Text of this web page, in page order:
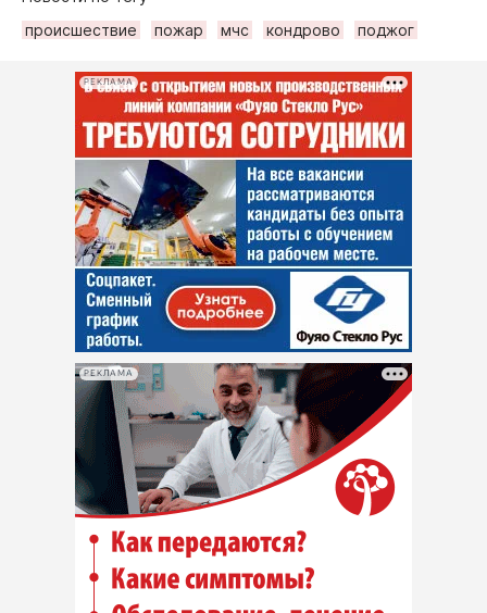
происшествие
пожар мчс кондрово поджог
РЕКЛАМА
РЕКЛАМА